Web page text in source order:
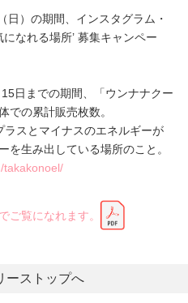
日）の期間、インスタグラム・
なれる場所’ 募集キャンペー
日までの期間、「ウンナナクー
での累計販売枚数。
スとマイナスのエネルギーが
を生み出している場所のこと。
takakonoel/
ご覧になれます。
ーストップへ